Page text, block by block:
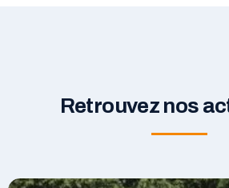
Retrouvez nos